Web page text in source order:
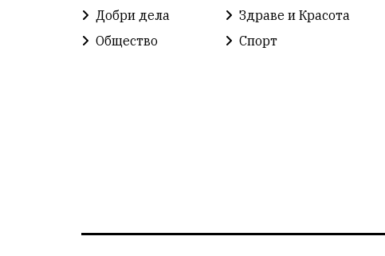
Добри дела
Здраве и Красота
Общество
Спорт